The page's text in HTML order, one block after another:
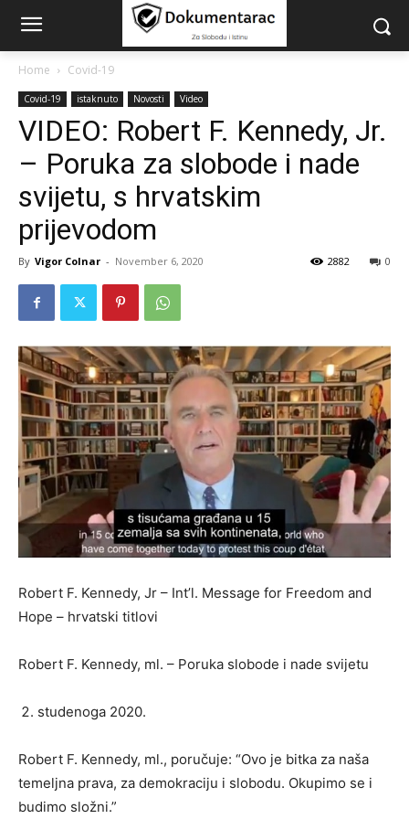
Home Covid-19
Covid-19 istaknuto Novosti Video
VIDEO: Robert F. Kennedy, Jr.
– Poruka za slobode i nade
svijetu, s hrvatskim
prijevodom
By Vigor Colnar - November 6, 2020 0
2882
Robert F. Kennedy, Jr – Int’l. Message for Freedom and
Hope – hrvatski titlovi
Robert F. Kennedy, ml. – Poruka slobode i nade svijetu
studenoga 2020.
Robert F. Kennedy, ml., poručuje: “Ovo je bitka za naša
temeljna prava, za demokraciju i slobodu. Okupimo se i
budimo složni.”